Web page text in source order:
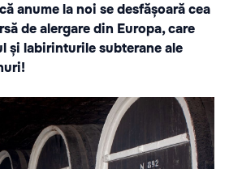
anume la noi se desfășoară cea
de alergare din Europa, care
și labirinturile subterane ale